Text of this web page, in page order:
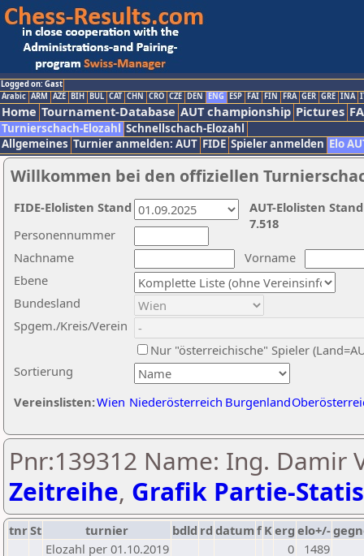
Logged on: Gast
Arabic ARM AZE BIH BUL CAT CHN CRO CZE DEN ENG ESP FAI FIN FRA GER GRE INA
Home Tournament-Database AUT championship Pictures
Turnierschach-Elozahl Schnellschach-Elozahl
Allgemeines Turnier anmelden: AUT FIDE Spieler anmelden Elo
Willkommen bei den offiziellen
Nachname
Vorname
Ebene
Sortierung
Personennummer
Bundesland
Spgem./Kreis/Verein
Nur "österreichische" Spieler
Vereinslisten:Wien Niederösterreich Burgenland
AUT-Elolisten
7.518
FIDE-Elolisten Stand
Pnr:139312 Name: Ing. Damir
Zeitreihe, Grafik Partie-
tnrSt turnier bdld rd datumf Kerg elo+/-
Elozahl per 01.10.2019
0
1489